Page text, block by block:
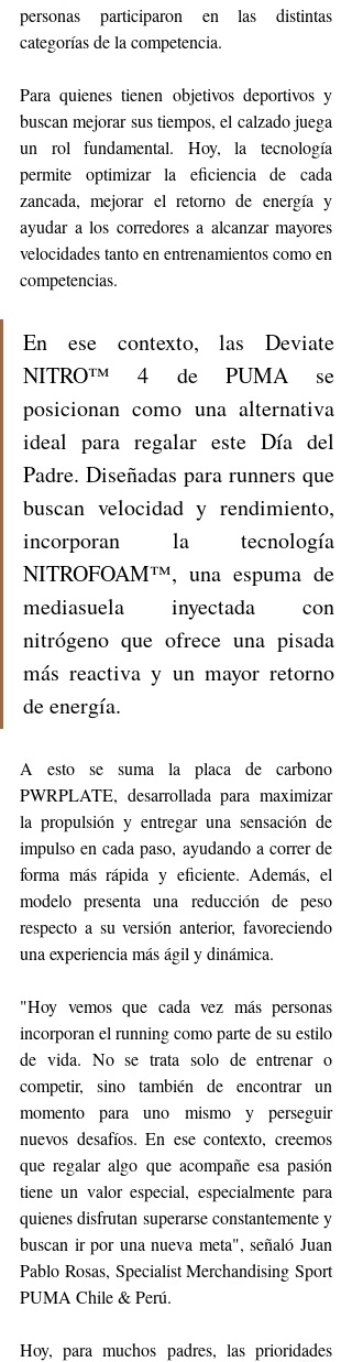
personas participaron en las distintas
categorías de la competencia.
Para quienes tienen objetivos deportivos y
buscan mejorar sus tiempos, el calzado juega
un rol fundamental. Hoy, la tecnología
permite optimizar la eficiencia de cada
zancada, mejorar el retorno de energía y
ayudar a los corredores a alcanzar mayores
velocidades tanto en entrenamientos como en
competencias.
En ese contexto, las Deviate
NITRO™ 4 de PUMA se
posicionan como una alternativa
ideal para regalar este Día del
Padre. Diseñadas para runners que
buscan velocidad y rendimiento,
incorporan la tecnología
NITROFOAM™, una espuma de
mediasuela inyectada con
nitrógeno que ofrece una pisada
más reactiva y un mayor retorno
de energía.
A esto se suma la placa de carbono
PWRPLATE, desarrollada para maximizar
la propulsión y entregar una sensación de
impulso en cada paso, ayudando a correr de
forma más rápida y eficiente. Además, el
modelo presenta una reducción de peso
respecto a su versión anterior, favoreciendo
una experiencia más ágil y dinámica.
"Hoy vemos que cada vez más personas
incorporan el running como parte de su estilo
de vida. No se trata solo de entrenar o
competir, sino también de encontrar un
momento para uno mismo y perseguir
nuevos desafíos. En ese contexto, creemos
que regalar algo que acompañe esa pasión
tiene un valor especial, especialmente para
quienes disfrutan superarse constantemente y
buscan ir por una nueva meta", señaló Juan
Pablo Rosas, Specialist Merchandising Sport
PUMA Chile & Perú.
Hoy, para muchos padres, las prioridades